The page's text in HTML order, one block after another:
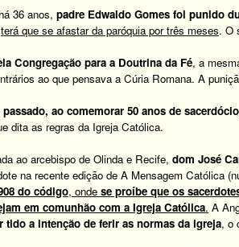
36 anos, padre Edwaldo Gomes foi punido
terá que se afastar da paróquia por três meses. O
Congregação para a Doutrina da Fé, a
ao que pensava a Cúria Romana. A
ao comemorar 50 anos de
dita as regras da Igreja Católica.
ao arcebispo de Olinda e Recife, dom José
na recente edição de A Mensagem Católica
do código, onde se proíbe que os
em comunhão com a Igreja Católica. A
tido a intenção de ferir as normas da igreja, o